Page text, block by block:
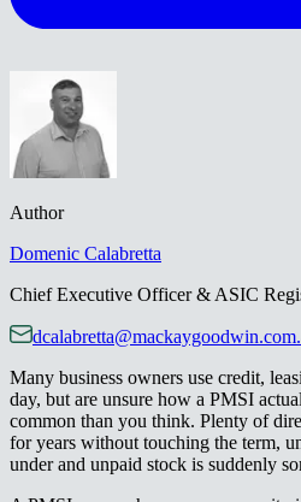
Author
Domenic​​​​‌ ‍ ​‍​‍‌‍ ‌ ​‍‌‍‍‌‌‍‌ ‌‍‍‌‌‍ ‍​‍​‍​ ‍‍​‍​‍‌ ​ ‌‍​‌‌‍ ‍‌‍‍‌‌ ‌​‌ ‍‌​‍ ‍‌‍‍‌‌‍ ​‍​‍​‍ ​​‍​‍‌‍‍​‌ ​‍‌‍‌‌‌‍‌‍​‍​‍​ ‍‍​‍​‍‌‍‍​‌ ‌​‌ ‌​‌ ​​‌ ​ ​ ‍‍​‍ ​‍ ‌‍ ‌‌‍​‌‌‍​ ‌‍‍ ‌‍​‌‌ ‍‌​‍ ‌‌‍‌ ‌‍ ‌‍ ‌‍‌​‌ ‌ ‌‍‍‌‌‍ ‍​‍ ‍‌ ​ ‌‍​‌‌‍ ‍‌‍‍‌‌ ‌​‌ ‍‌​‍ ‍‌ ​ ‌ ‌​‌ ‌‌‌‍‌​‌‍‍‌‌‍ ​‍ ‌ ​ ‌ ‌​‌ ‌‌‌‍‌​‌‍‍‌‌‍ ​‍ ‌‍‍‌‌‍ ‍‌ ‌​‌‍‌‌‌‍ ‍‌ ‌​​‍ ‌‍‌‌‌‍‌​‌‍‍‌‌ ‌​​‍ ‌‍ ‌‌‍ ‌‍‌​‌‍‌‌​ ‌‌ ​​‌ ​‍‌‍‌‌‌ ​ ‌‍‌‌‌‍ ‍‌ ‌​‌‍​‌‌ ‌​‌‍‍‌‌‍ ‌‍ ‍​ ‍ ‌‍‍‌‌‍‌​​ ‌‌‍​‌‌‍‌‌​ ​‍​ ‍​‌‍​‌‌‍​ ​ ​​​ ‌ ​‍ ‌​ ​‌​ ‌​​ ​‌​ ​‍​‍ ‌​ ‌​​ ‌​​ ​‍​ ​ ​‍ ‌​ ‍‌‌‍​‌‌‍‌‌‌‍​‌​‍ ‌​ ‌ ​ ​​​ ​ ‌‍​ ​ ​ ​ ​​​ ‌‌‌‍​ ​ ​​​ ​‌‌‍‌‍‌‍‌‌​ ‍ ‌ ‌​‌ ‍‌‌ ​​‌‍‌‌​ ‌‌ ​​‌‍‌‌‌ ​‍‌ ​ ‌‍ ‌‍ ‍​ ‍ ‌ ​​‌‍​‌‌ ‌​‌‍‍​​ ‌‌‍‌‍‌‍‍‌‌ ​‍‌ ​ ‌ ‌​‌​ ‍‌‍​‌‌‍ ‌‌‍‌‌​ ‌‍​‍‌‍​‌‌ ​ ‌‍‌‌‌‌‌‌‌ ​‍‌‍ ​​ ‌‌‍‍​‌ ‌​‌ ‌​‌ ​​‌ ​ ​‍‌‌​ ​ ‌​​‌​‍‌‌​ ​‍‌​‌‍​‍‌‌​ ​‍‌​‌‍‌‍ ‌‌‍​‌‌‍​ ‌‍‍ ‌‍​‌‌ ‍‌​‍ ‌‌‍‌ ‌‍ ‌‍ ‌‍‌​‌ ‌ ‌‍‍‌‌‍ ‍​‍ ‍‌ ​ ‌‍​‌‌‍ ‍‌‍‍‌‌ ‌​‌ ‍‌​‍ ‍‌ ​ ‌ ‌​‌ ‌‌‌‍‌​‌‍‍‌‌‍ ​‍‌‌​ ​‍‌​‌‍‌ ​ ‌ ‌​‌ ‌‌‌‍‌​‌‍‍‌‌‍ ​‍‌‍‌‍‍‌‌‍‌​​ ‌‌‍​‌‌‍‌‌​ ​‍​ ‍​‌‍​‌‌‍​ ​ ​​​ ‌ ​‍ ‌​ ​‌​ ‌​​ ​‌​ ​‍​‍ ‌​ ‌​​ ‌​​ ​‍​ ​ ​‍ ‌​ ‍‌‌‍​‌‌‍‌‌‌‍​‌​‍ ‌​ ‌ ​ ​​​ ​ ‌‍​ ​ ​ ​ ​​​ ‌‌‌‍​ ​ ​​​ ​‌‌‍‌‍‌‍‌‌​‍‌‍‌ ‌​‌ ‍‌‌ ​​‌‍‌‌​ ‌‌ ​​‌‍‌‌‌ ​‍‌ ​ ‌‍ ‌‍ ‍​‍‌‍‌ ​​‌‍​‌‌ ‌​‌‍‍​​ ‌‌‍‌‍‌‍‍‌‌ ​‍‌ ​ ‌ ‌​‌​ ‍‌‍​‌‌‍ ‌‌‍‌‌​‍‌‍‌ ​​‌‍‌‌‌ ​‍‌ ​ ‌ ​​‌‍‌‌‌‍​ ‌ ‌​‌‍‍‌‌ ‌‍‌‍‌‌​ ‌‌ ​​‌ ‌‌‌‍​‍‌‍ ​‌‍‍‌‌ ​ ‌‍‍​‌‍‌‌‌‍‌​​‍​‍‌ ‌ Calabretta​​​​‌ ‍ ​‍​‍‌‍ ‌ ​‍‌‍‍‌‌‍‌ ‌‍‍‌‌‍ ‍​‍​‍​ ‍‍​‍​‍‌ ​ ‌‍​‌‌‍ ‍‌‍‍‌‌ ‌​‌ ‍‌​‍ ‍‌‍‍‌‌‍ ​‍​‍​‍ ​​‍​‍‌‍‍​‌ ​‍‌‍‌‌‌‍‌‍​‍​‍​ ‍‍​‍​‍‌‍‍​‌ ‌​‌ ‌​‌ ​​‌ ​ ​ ‍‍​‍ ​‍ ‌‍ ‌‌‍​‌‌‍​ ‌‍‍ ‌‍​‌‌ ‍‌​‍ ‌‌‍‌ ‌‍ ‌‍ ‌‍‌​‌ ‌ ‌‍‍‌‌‍ ‍​‍ ‍‌ ​ ‌‍​‌‌‍ ‍‌‍‍‌‌ ‌​‌ ‍‌​‍ ‍‌ ​ ‌ ‌​‌ ‌‌‌‍‌​‌‍‍‌‌‍ ​‍ ‌ ​ ‌ ‌​‌ ‌‌‌‍‌​‌‍‍‌‌‍ ​‍ ‌‍‍‌‌‍ ‍‌ ‌​‌‍‌‌‌‍ ‍‌ ‌​​‍ ‌‍‌‌‌‍‌​‌‍‍‌‌ ‌​​‍ ‌‍ ‌‌‍ ‌‍‌​‌‍‌‌​ ‌‌ ​​‌ ​‍‌‍‌‌‌ ​ ‌‍‌‌‌‍ ‍‌ ‌​‌‍​‌‌ ‌​‌‍‍‌‌‍ ‌‍ ‍​ ‍ ‌‍‍‌‌‍‌​​ ‌‌‍​‌‌‍‌‌​ ​‍​ ‍​‌‍​‌‌‍​ ​ ​​​ ‌ ​‍ ‌​ ​‌​ ‌​​ ​‌​ ​‍​‍ ‌​ ‌​​ ‌​​ ​‍​ ​ ​‍ ‌​ ‍‌‌‍​‌‌‍‌‌‌‍​‌​‍ ‌​ ‌ ​ ​​​ ​ ‌‍​ ​ ​ ​ ​​​ ‌‌‌‍​ ​ ​​​ ​‌‌‍‌‍‌‍‌‌​ ‍ ‌ ‌​‌ ‍‌‌ ​​‌‍‌‌​ ‌‌ ​​‌‍‌‌‌ ​‍‌ ​ ‌‍ ‌‍ ‍​ ‍ ‌ ​​‌‍​‌‌ ‌​‌‍‍​​ ‌‌‍ ​‌‍​‌‌ ​ ‌ ‌​‌​ ‍‌‍​‌‌‍ ‌‌‍‌‌​ ‌‍​‍‌‍​‌‌ ​ ‌‍‌‌‌‌‌‌‌ ​‍‌‍ ​​ ‌‌‍‍​‌ ‌​‌ ‌​‌ ​​‌ ​ ​‍‌‌​ ​ ‌​​‌​‍‌‌​ ​‍‌​‌‍​‍‌‌​ ​‍‌​‌‍‌‍ ‌‌‍​‌‌‍​ ‌‍‍ ‌‍​‌‌ ‍‌​‍ ‌‌‍‌ ‌‍ ‌‍ ‌‍‌​‌ ‌ ‌‍‍‌‌‍ ‍​‍ ‍‌ ​ ‌‍​‌‌‍ ‍‌‍‍‌‌ ‌​‌ ‍‌​‍ ‍‌ ​ ‌ ‌​‌ ‌‌‌‍‌​‌‍‍‌‌‍ ​‍‌‌​ ​‍‌​‌‍‌ ​ ‌ ‌​‌ ‌‌‌‍‌​‌‍‍‌‌‍ ​‍‌‍‌‍‍‌‌‍‌​​ ‌‌‍​‌‌‍‌‌​ ​‍​ ‍​‌‍​‌‌‍​ ​ ​​​ ‌ ​‍ ‌​ ​‌​ ‌​​ ​‌​ ​‍​‍ ‌​ ‌​​ ‌​​ ​‍​ ​ ​‍ ‌​ ‍‌‌‍​‌‌‍‌‌‌‍​‌​‍ ‌​ ‌ ​ ​​​ ​ ‌‍​ ​ ​ ​ ​​​ ‌‌‌‍​ ​ ​​​ ​‌‌‍‌‍‌‍‌‌​‍‌‍‌ ‌​‌ ‍‌‌ ​​‌‍‌‌​ ‌‌ ​​‌‍‌‌‌ ​‍‌ ​ ‌‍ ‌‍ ‍​‍‌‍‌ ​​‌‍​‌‌ ‌​‌‍‍​​ ‌‌‍ ​‌‍​‌‌ ​ ‌ ‌​‌​ ‍‌‍​‌‌‍ ‌‌‍‌‌​‍‌‍‌ ​​‌‍‌‌‌ ​‍‌ ​ ‌ ​​‌‍‌‌‌‍​ ‌ ‌​‌‍‍‌‌ ‌‍‌‍‌‌​ ‌‌ ​​‌ ‌‌‌‍​‍‌‍ ​‌‍‍‌‌ ​ ‌‍‍​‌‍‌‌‌‍‌​​‍​‍‌ ‌
Chief Executive Officer & ASIC Registered Liquidator​​​​‌
Many business owners use credit,
day, but are unsure how a PMSI
common than you think. Plenty of
for years without touching the term,
under and unpaid stock is suddenly someone else's problem.​​​​‌